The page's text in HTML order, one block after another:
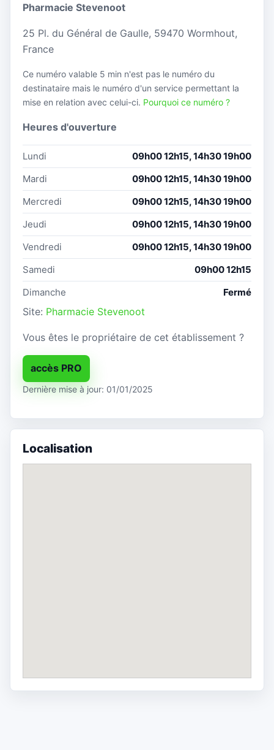
Pharmacie Stevenoot
25 Pl. du Général​ de Gaulle, 59470 Wormhout,
France
Ce numéro valable 5 min n'est pas le numéro du
destinataire mais le numéro d'un service permettant la
mise en relation avec celui-ci. Pourquoi ce numéro ?
Heures d'ouverture
Lundi
09h00 12h15, 14h30 19h00
Mardi
09h00 12h15, 14h30 19h00
Mercredi
09h00 12h15, 14h30 19h00
Jeudi
09h00 12h15, 14h30 19h00
Vendredi
09h00 12h15, 14h30 19h00
Samedi
09h00 12h15
Dimanche
Fermé
Site: Pharmacie Stevenoot
Vous êtes le propriétaire de cet établissement ?
accès PRO
Dernière mise à jour: 01/01/2025
Localisation